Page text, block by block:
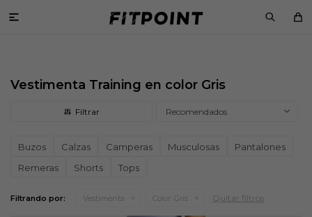

Vestimenta Training en color Gris
Recomendados
Buzos Calzas Camperas Musculosas
Pantalones
Remeras
Shorts Tops
Filtrando por: Vestimenta Color: Gris Quitar filtros